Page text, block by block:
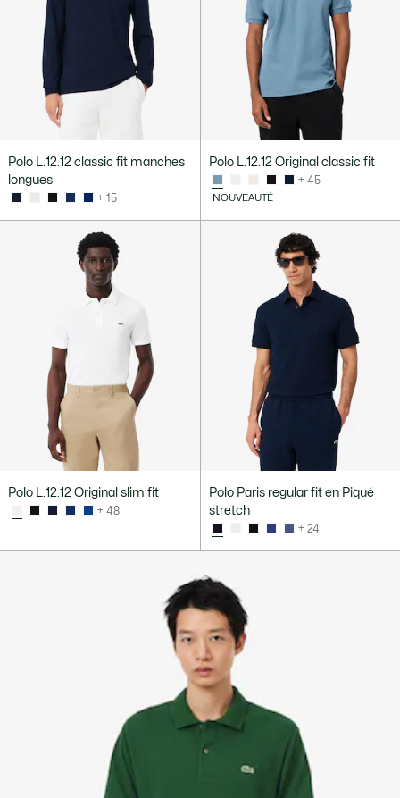
Polo L.12.12 classic fit manches
longues
+ 15
Polo L.12.12 Original classic fit
+ 45
NOUVEAUTÉ
Polo L.12.12 Original slim fit
+ 48
Polo Paris regular fit en Piqué
stretch
+ 24